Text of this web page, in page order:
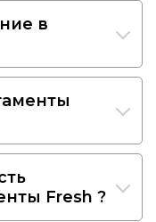
в
Fresh ?